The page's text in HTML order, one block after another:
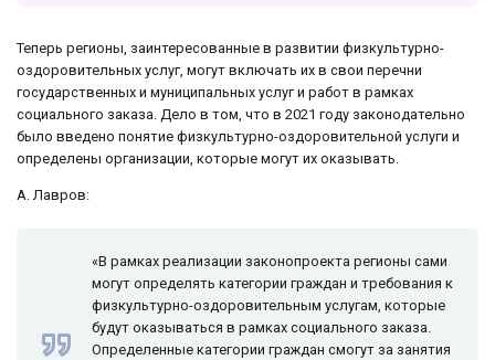
Теперь регионы, заинтересованные в развитии физкультурно-
оздоровительных услуг, могут включать их в свои перечни
государственных и муниципальных услуг и работ в рамках
социального заказа. Дело в том, что в 2021 году законодательно
было введено понятие физкультурно-оздоровительной услуги и
определены организации, которые могут их оказывать.
А. Лавров:
«В рамках реализации законопроекта регионы сами
могут определять категории граждан и требования к
физкультурно-оздоровительным услугам, которые
будут оказываться в рамках социального заказа.
Определенные категории граждан смогут за занятия